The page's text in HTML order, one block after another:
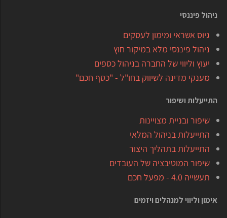
ניהול פיננסי
גיוס אשראי ומימון לעסקים
ניהול פיננסי מלא במיקור חוץ
יעוץ וליווי של החברה בניהול כספים
מענקי מדינה לשיווק בחו"ל - "כסף חכם"
התייעלות ושיפור
שיפור ובניית מצויינות
התייעלות בניהול המלאי
התייעלות בתהליך היצור
שיפור המוטיבציה של העובדים
תעשייה 4.0 - מפעל חכם
אימון וליווי למנהלים ויזמים